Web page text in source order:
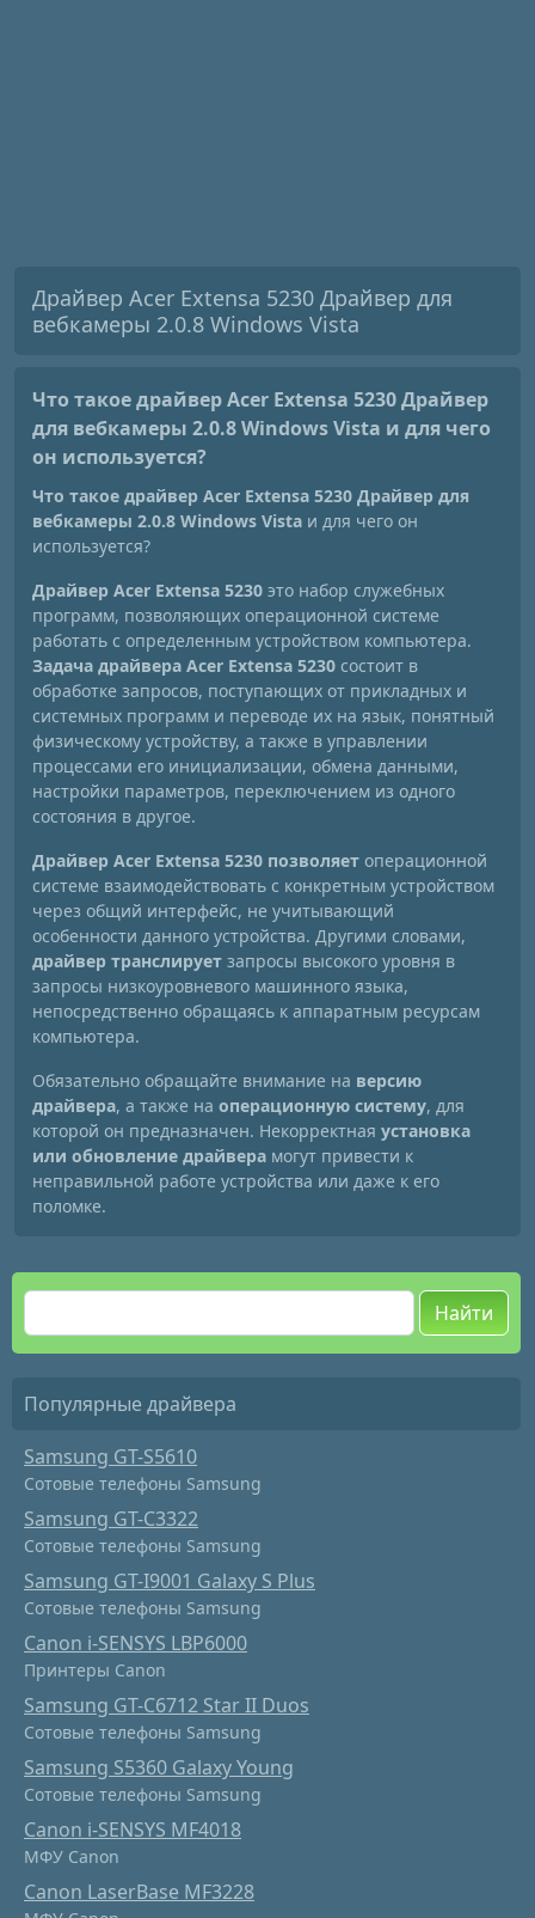
Драйвер Acer Extensa 5230 Драйвер для
вебкамеры 2.0.8 Windows Vista
Что такое драйвер Acer Extensa 5230 Драйвер
для вебкамеры 2.0.8 Windows Vista и для чего
он используется?
Что такое драйвер Acer Extensa 5230 Драйвер для
вебкамеры 2.0.8 Windows Vista и для чего он
используется?
Драйвер Acer Extensa 5230 это набор служебных
программ, позволяющих операционной системе
работать с определенным устройством компьютера.
Задача драйвера Acer Extensa 5230 состоит в
обработке запросов, поступающих от прикладных и
системных программ и переводе их на язык, понятный
физическому устройству, а также в управлении
процессами его инициализации, обмена данными,
настройки параметров, переключением из одного
состояния в другое.
Драйвер Acer Extensa 5230 позволяет операционной
системе взаимодействовать с конкретным устройством
через общий интерфейс, не учитывающий
особенности данного устройства. Другими словами,
драйвер транслирует запросы высокого уровня в
запросы низкоуровневого машинного языка,
непосредственно обращаясь к аппаратным ресурсам
компьютера.
Обязательно обращайте внимание на версию
драйвера, а также на операционную систему, для
которой он предназначен. Некорректная установка
или обновление драйвера могут привести к
неправильной работе устройства или даже к его
поломке.
Найти
Популярные драйвера
Samsung GT-S5610
Сотовые телефоны Samsung
Samsung GT-C3322
Сотовые телефоны Samsung
Samsung GT-I9001 Galaxy S Plus
Сотовые телефоны Samsung
Canon i-SENSYS LBP6000
Принтеры Canon
Samsung GT-C6712 Star II Duos
Сотовые телефоны Samsung
Samsung S5360 Galaxy Young
Сотовые телефоны Samsung
Canon i-SENSYS MF4018
МФУ Canon
Canon LaserBase MF3228